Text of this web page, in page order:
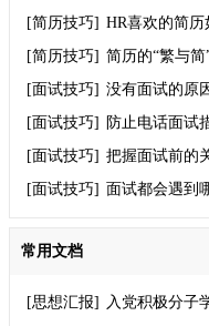
[简历技巧] HR喜欢的简历
[简历技巧] 简历的“繁与
[面试技巧] 没有面试的原
[面试技巧]
防止电话面试
[面试技巧] 把握面试前的
[面试技巧] 面试都会遇到
常用文档
[思想汇报]
入党积极分子